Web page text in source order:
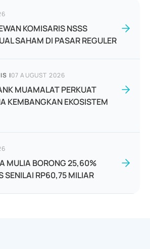
KOMISARIS NSSS
SAHAM DI PASAR REGULER
|07 AUGUST 2026
MUAMALAT PERKUAT
KEMBANGKAN EKOSISTEM
MULIA BORONG 25,60%
SENILAI RP60,75 MILIAR